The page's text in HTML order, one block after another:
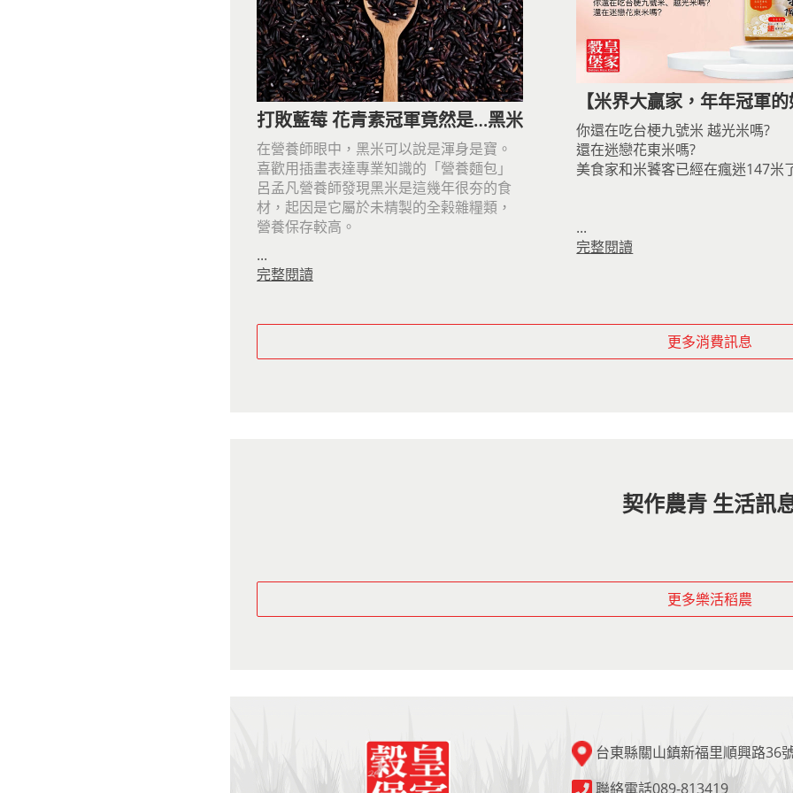
打敗藍莓 花青素冠軍竟然是…黑米
在營養師眼中，黑米可以說是渾身是寶。
喜歡用插畫表達專業知識的「營養麵包」
呂孟凡營養師發現黑米是這幾年很夯的食
材，起因是它屬於未精製的全榖雜糧類，
營養保存較高。
...
完整閱讀
【米界大贏家，年年冠軍
你還在吃台梗九號米 越光米嗎?
還在迷戀花東米嗎?
美食家和米饕客已經在瘋迷147米
...
完整閱讀
更多消費訊息
契作農青 生活訊
更多樂活稻農
台東縣關山鎮新福里順興路36
聯絡電話089-813419